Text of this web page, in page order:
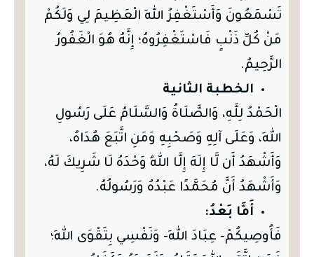
تَسْمَعُونَ وَأَسْتَغْفِرُ اللهَ الْعَظِيمَ لِي وَلَكُمْ
مَنْ كُلِّ ذَنْبٍ فَاسْتَغْفِرُوهُ؛ إِنَّهُ هُوَ الْغَفُورُ
الرَّحِيمُ.
الخطبة الثانية
الْحَمْدُ لِلَّهِ، وَالصَّلَاةُ وَالسَّلَامُ عَلَى رَسُولِ
اللهِ، وَعَلَى آلِهِ وَصَحْبِهِ وَمَنِ اتَّبَعَ هُدَاهُ،
وَأَشْهَدُ أَن لَّا إِلَهَ إِلَّا اللهُ وَحْدَهُ لَا شَرِيكَ لَهُ،
وَأَشْهَدُ أَنَّ مُحَمَّدًا عَبْدُهُ وَرَسُولُهُ.
أَمَّا بَعْدُ:
فَأُوصِيكُمْ- عِبَادَ اللهِ- وَنَفْسِي بِتَقْوَى اللهِ؛